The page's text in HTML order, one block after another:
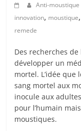
Anti-moustique
innovation, moustique,
remede
Des recherches
développer un
mortel. L’idée
sang mortel aux
inocule aux
pour l’humain
moustiques.